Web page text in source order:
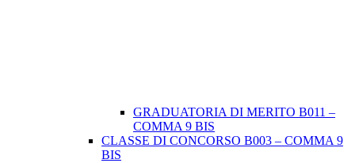
GRADUATORIA DI MERITO B011 –
COMMA 9 BIS
CLASSE DI CONCORSO B003 – COMMA 9
BIS